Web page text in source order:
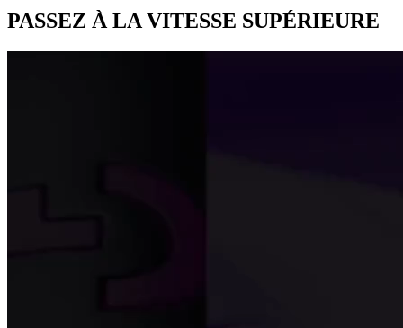
PASSEZ À LA VITESSE SUPÉRIEURE